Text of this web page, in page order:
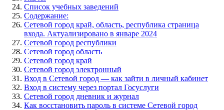
Список учебных заведений
Содержание:
Сетевой город край, область, республика страница
входа. Актуализировано в январе 2024
Сетевой город республики
Сетевой город область
Сетевой город край
Сетевой город электронный
Вход в Сетевой город — как зайти в личный кабинет
Вход в систему через портал Госуслуги
Сетевой город дневник и журнал
Как восстановить пароль в системе Сетевой город